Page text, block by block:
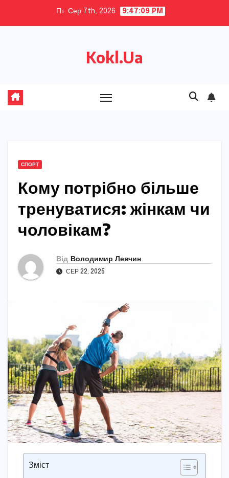
Пт. Сер 7th, 2026 9:47:10 PM
Kokl.Ua
СПОРТ
Кому потрібно більше
тренуватися: жінкам чи
чоловікам?
Від Володимир Левчин
СЕР 22, 2025
Зміст